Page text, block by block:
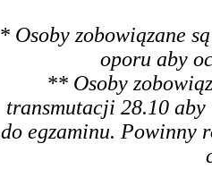
* Osoby zobowiązane
oporu aby
** Osoby
transmutacji 28.10 aby
do egzaminu. Powinny